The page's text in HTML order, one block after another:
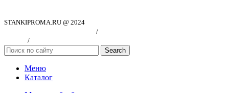
STANKIPROMA.RU @ 2024
/
/
Search
Меню
Каталог